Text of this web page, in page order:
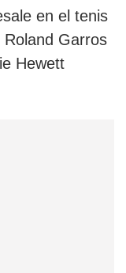
en el tenis
Garros
Hewett